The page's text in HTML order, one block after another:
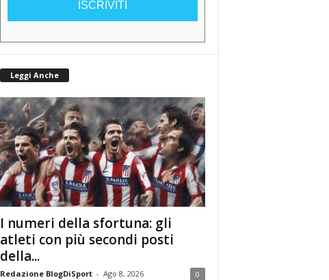
ISCRIVITI
Leggi Anche
I numeri della sfortuna: gli
atleti con più secondi posti
della...
Redazione BlogDiSport - Ago 8, 2026 0